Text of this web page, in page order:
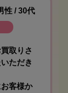
性 / 30代
取りさ
ただき
客様か